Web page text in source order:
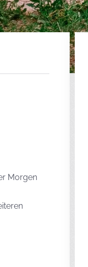
Morgen